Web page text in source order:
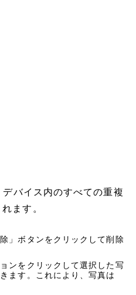
バイス内のすべての重複
ます。
」ボタンをクリックして削除
ンをクリックして選択した写
ます。これにより、写真は